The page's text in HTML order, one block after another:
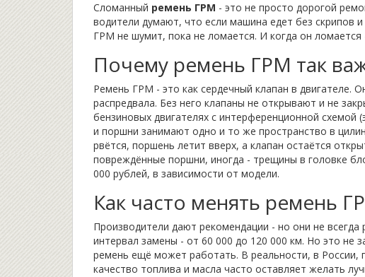
Сломанный ремень ГРМ - это не просто дорогой
водители думают, что если машина едет без скрипов
ГРМ не шумит, пока не ломается. И когда он
Почему ремень ГРМ так
Ремень ГРМ - это как сердечный клапан в двигателе.
распредвала. Без него клапаны не открывают и не
бензиновых двигателях с интерференционной
и поршни занимают одно и то же пространство в
рвётся, поршень летит вверх, а клапан остаётся
повреждённые поршни, иногда - трещины в головке
000 рублей, в зависимости от модели.
Как часто менять ремень
Производители дают рекомендации - но они не
интервал замены - от 60 000 до 120 000 км. Но это не
ремень ещё может работать. В реальности, в России,
качество топлива и масла часто оставляет желать